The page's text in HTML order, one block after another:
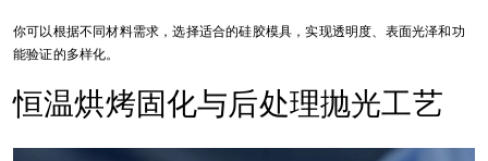
你可以根据不同材料需求，选择适合的硅胶模具，实现透明度、表面光泽和功
能验证的多样化。
恒温烘烤固化与后处理抛光工艺